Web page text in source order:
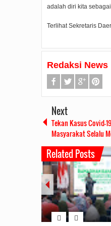
adalah diri kita
Terlihat Sekretaris
Redaksi News
Next
Tekan Kasus Covid-
Masyarakat Selalu
Related Posts